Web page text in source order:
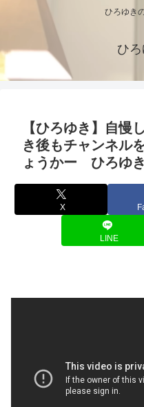
ひろゆき
ひ
【ひろゆき】自慢
き後もチャンネル
ょうかー ひろゆ
X
LINE